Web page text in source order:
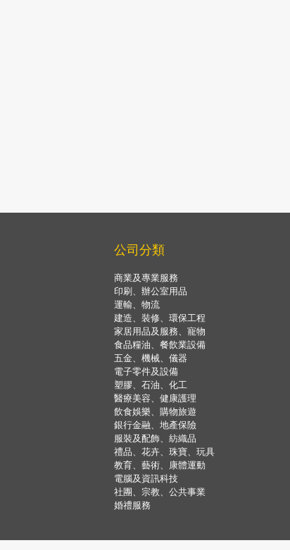
公司分類
商業及專業服務
印刷、辦公室用品
運輸、物流
建造、裝修、環保工程
家居用品及服務、寵物
食品糧油、餐飲業設備
五金、機械、儀器
電子零件及設備
塑膠、石油、化工
醫療美容、健康護理
飲食娛樂、購物旅遊
銀行金融、地產保險
服裝及配飾、紡織品
禮品、花卉、珠寶、玩具
教育、藝術、康體運動
電腦及資訊科技
社團、宗教、公共事業
婚禮服務